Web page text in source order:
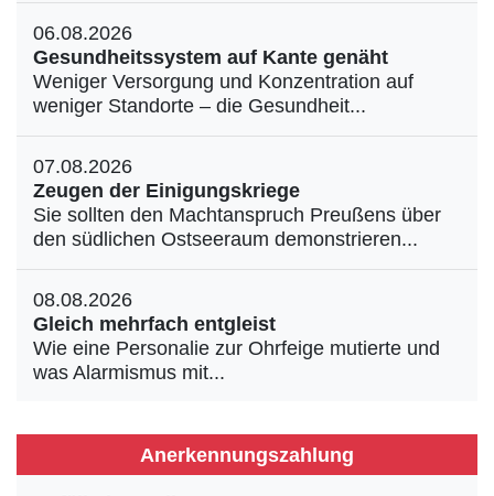
06.08.2026
Gesundheitssystem auf Kante genäht
Weniger Versorgung und Konzentration auf
weniger Standorte – die Gesundheit...
07.08.2026
Zeugen der Einigungskriege
Sie sollten den Machtanspruch Preußens über
den südlichen Ostseeraum demonstrieren...
08.08.2026
Gleich mehrfach entgleist
Wie eine Personalie zur Ohrfeige mutierte und
was Alarmismus mit...
Anerkennungszahlung